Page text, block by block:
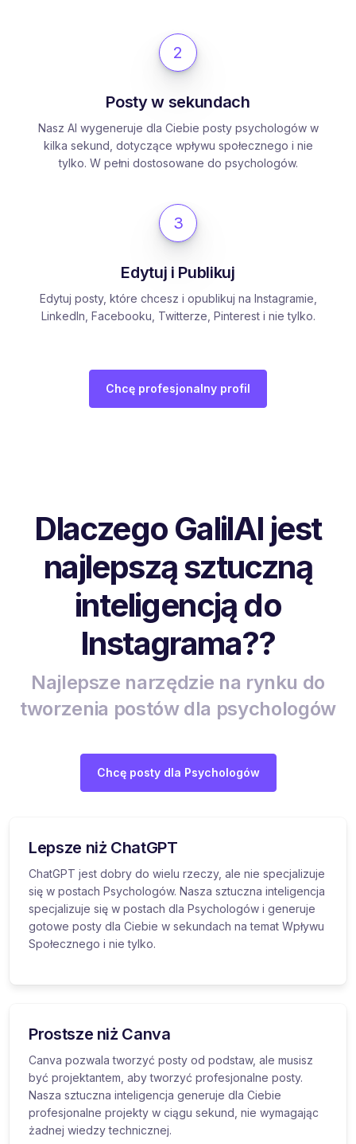
2
Posty w sekundach
Nasz AI wygeneruje dla Ciebie posty psychologów w
kilka sekund, dotyczące wpływu społecznego i nie
tylko. W pełni dostosowane do psychologów.
3
Edytuj i Publikuj
Edytuj posty, które chcesz i opublikuj na Instagramie,
LinkedIn, Facebooku, Twitterze, Pinterest i nie tylko.
Chcę profesjonalny profil
Dlaczego GalilAI jest
najlepszą sztuczną
inteligencją do
Instagrama??
Najlepsze narzędzie na rynku do
tworzenia postów dla psychologów
Chcę posty dla Psychologów
Lepsze niż ChatGPT
ChatGPT jest dobry do wielu rzeczy, ale nie specjalizuje
się w postach Psychologów. Nasza sztuczna inteligencja
specjalizuje się w postach dla Psychologów i generuje
gotowe posty dla Ciebie w sekundach na temat Wpływu
Społecznego i nie tylko.
Prostsze niż Canva
Canva pozwala tworzyć posty od podstaw, ale musisz
być projektantem, aby tworzyć profesjonalne posty.
Nasza sztuczna inteligencja generuje dla Ciebie
profesjonalne projekty w ciągu sekund, nie wymagając
żadnej wiedzy technicznej.